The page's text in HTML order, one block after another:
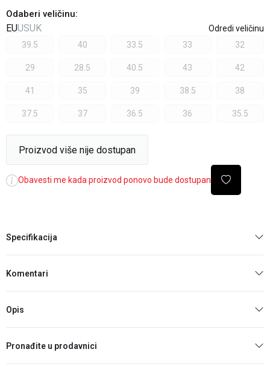
Odaberi veličinu:
EUUSUK
Odredi veličinu
39.5
40 33.5 33 32
29 28.5 40.5 43 42
41 35 39 38.5 38
37.5 37 36.5 36 35.5
Proizvod više nije dostupan
Obavesti me kada proizvod ponovo bude dostupan
Specifikacija
Komentari
Opis
Pronađite u prodavnici